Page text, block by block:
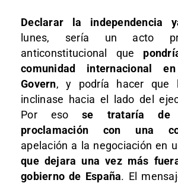
Declarar la independencia
lunes, sería un acto
anticonstitucional que
comunidad internacional
Govern, y podría hacer que
inclinase hacia el lado del
Por esose trataría de
proclamación con una
apelación a la negociación en
que dejara una vez más
gobierno de España. El